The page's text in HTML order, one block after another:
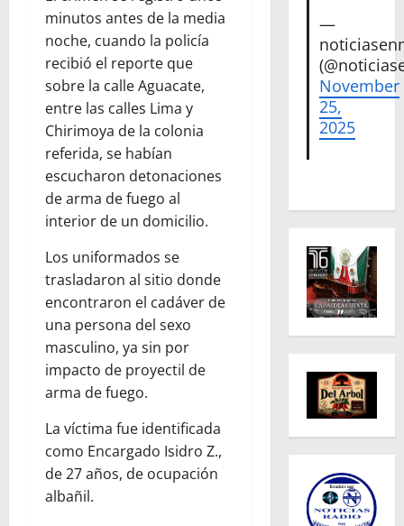
minutos antes de la media
noche, cuando la policía
recibió el reporte que
sobre la calle Aguacate,
entre las calles Lima y
Chirimoya de la colonia
referida, se habían
escucharon detonaciones
de arma de fuego al
interior de un domicilio.
Los uniformados se
trasladaron al sitio donde
encontraron el cadáver de
una persona del sexo
masculino, ya sin por
impacto de proyectil de
arma de fuego.
La víctima fue identificada
como Encargado Isidro Z.,
de 27 años, de ocupación
albañil.
—
November
25,
2025